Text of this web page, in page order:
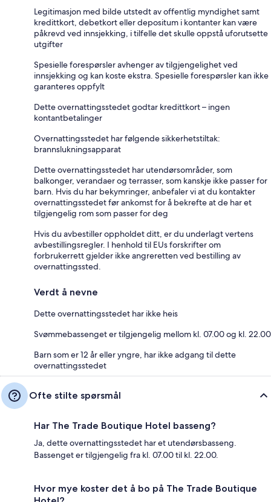
Legitimasjon med bilde utstedt av offentlig myndighet samt
kredittkort, debetkort eller depositum i kontanter kan være
påkrevd ved innsjekking, i tilfelle det skulle oppstå uforutsette
utgifter
Spesielle forespørsler avhenger av tilgjengelighet ved
innsjekking og kan koste ekstra. Spesielle forespørsler kan ikke
garanteres oppfylt
Dette overnattingsstedet godtar kredittkort – ingen
kontantbetalinger
Overnattingsstedet har følgende sikkerhetstiltak:
brannslukningsapparat
Dette overnattingsstedet har utendørsområder, som
balkonger, verandaer og terrasser, som kanskje ikke passer for
barn. Hvis du har bekymringer, anbefaler vi at du kontakter
overnattingsstedet før ankomst for å bekrefte at de har et
tilgjengelig rom som passer for deg
Hvis du avbestiller oppholdet ditt, er du underlagt vertens
avbestillingsregler. I henhold til EUs forskrifter om
forbrukerrett gjelder ikke angreretten ved bestilling av
overnattingssted.
Verdt å nevne
Dette overnattingsstedet har ikke heis
Svømmebassenget er tilgjengelig mellom kl. 07.00 og kl. 22.00
Barn som er 12 år eller yngre, har ikke adgang til dette
overnattingsstedet
Ofte stilte spørsmål
Har The Trade Boutique Hotel basseng?
Ja, dette overnattingsstedet har et utendørsbasseng.
Bassenget er tilgjengelig fra kl. 07.00 til kl. 22.00.
Hvor mye koster det å bo på The Trade Boutique